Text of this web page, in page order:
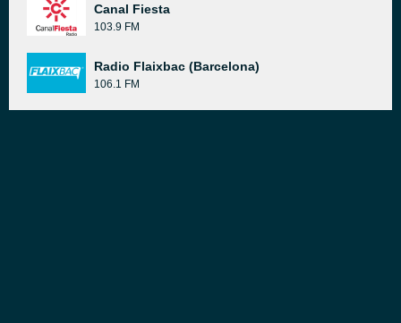
Canal Fiesta
103.9 FM
Radio Flaixbac (Barcelona)
106.1 FM